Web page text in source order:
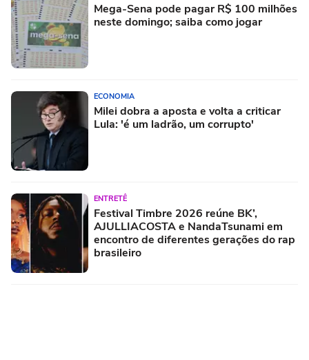
Mega-Sena pode pagar R$ 100 milhões
neste domingo; saiba como jogar
ECONOMIA
Milei dobra a aposta e volta a criticar
Lula: 'é um ladrão, um corrupto'
ENTRETÊ
Festival Timbre 2026 reúne BK’,
AJULLIACOSTA e NandaTsunami em
encontro de diferentes gerações do rap
brasileiro